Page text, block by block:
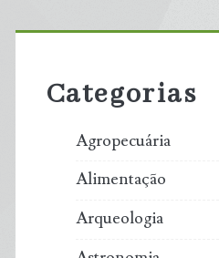
Primary
Sidebar
Categorias
Agropecuária
Alimentação
Arqueologia